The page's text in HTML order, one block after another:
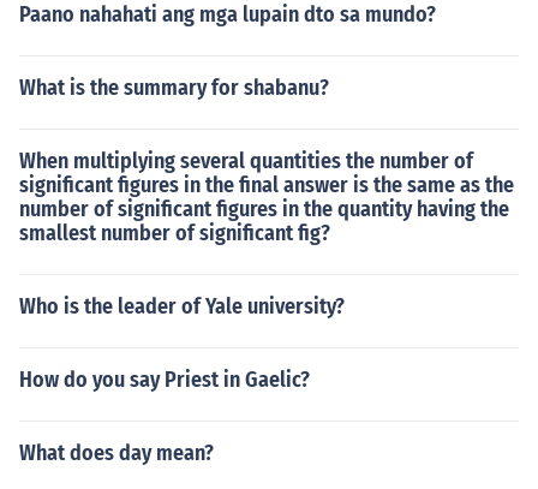
Paano nahahati ang mga lupain dto sa mundo?
What is the summary for shabanu?
When multiplying several quantities the number of
significant figures in the final answer is the same as the
number of significant figures in the quantity having the
smallest number of significant fig?
Who is the leader of Yale university?
How do you say Priest in Gaelic?
What does day mean?